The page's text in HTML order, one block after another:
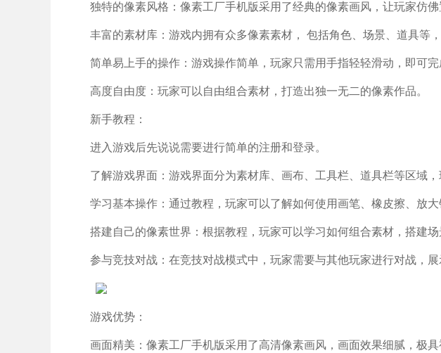
独特的像素风格：像素工厂手机版采用了经典的像素画风，让玩家仿佛
丰富的素材库：游戏内拥有众多像素素材， 包括角色、场景、道具等
简单易上手的操作：游戏操作简单，玩家只需用手指轻轻滑动，即可完
高度自由度：玩家可以自由组合素材，打造出独一无二的像素作品。
新手教程：
进入游戏后先说说需要进行简单的注册和登录。
了解游戏界面：游戏界面分为素材库、画布、工具栏、道具栏等区域，
学习基本操作：通过教程，玩家可以了解如何使用画笔、橡皮擦、放大
搭建自己的像素世界：根据教程，玩家可以学习如何组合素材，搭建场
参与竞技对战：在竞技对战模式中，玩家需要与其他玩家进行对战，展
游戏优势：
画面精美：像素工厂手机版采用了高清像素画风，画面效果细腻，极具